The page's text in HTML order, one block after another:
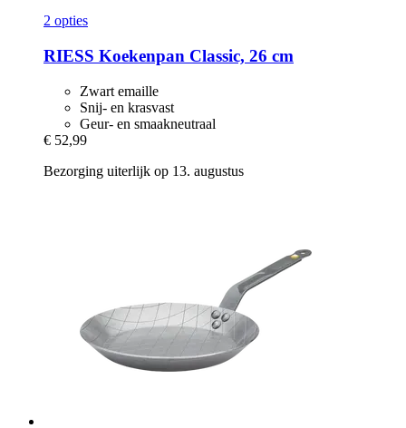
2 opties
RIESS Koekenpan Classic, 26 cm
Zwart emaille
Snij- en krasvast
Geur- en smaakneutraal
€ 52,99
Bezorging uiterlijk op 13. augustus